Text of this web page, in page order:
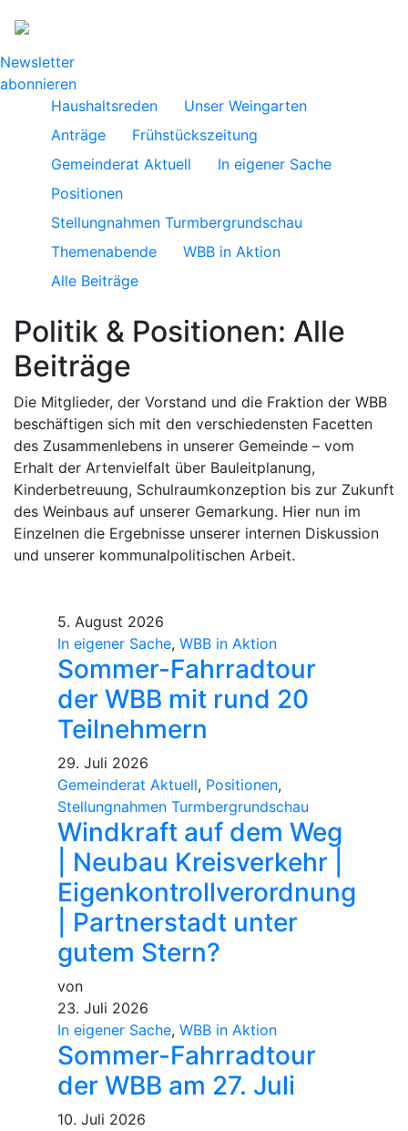
Newsletter
abonnieren
Haushaltsreden
Unser Weingarten
Anträge
Frühstückszeitung
Gemeinderat Aktuell
In eigener Sache
Positionen
Stellungnahmen Turmbergrundschau
Themenabende
WBB in Aktion
Alle Beiträge
Politik & Positionen: Alle
Beiträge
Die Mitglieder, der Vorstand und die Fraktion der WBB
beschäftigen sich mit den verschiedensten Facetten
des Zusammenlebens in unserer Gemeinde – vom
Erhalt der Artenvielfalt über Bauleitplanung,
Kinderbetreuung, Schulraumkonzeption bis zur Zukunft
des Weinbaus auf unserer Gemarkung. Hier nun im
Einzelnen die Ergebnisse unserer internen Diskussion
und unserer kommunalpolitischen Arbeit.
5. August 2026
In eigener Sache, WBB in Aktion
Sommer-Fahrradtour
der WBB mit rund 20
Teilnehmern
29. Juli 2026
Gemeinderat Aktuell, Positionen,
Stellungnahmen Turmbergrundschau
Windkraft auf dem Weg
| Neubau Kreisverkehr |
Eigenkontrollverordnung
| Partnerstadt unter
gutem Stern?
von
23. Juli 2026
In eigener Sache, WBB in Aktion
Sommer-Fahrradtour
der WBB am 27. Juli
10. Juli 2026